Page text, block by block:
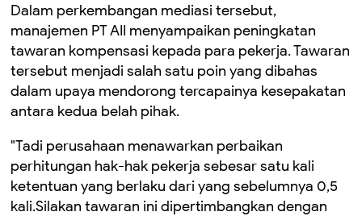
Dalam perkembangan mediasi tersebut,
manajemen PT AII menyampaikan peningkatan
tawaran kompensasi kepada para pekerja. Tawaran
tersebut menjadi salah satu poin yang dibahas
dalam upaya mendorong tercapainya kesepakatan
antara kedua belah pihak.
"Tadi perusahaan menawarkan perbaikan
perhitungan hak-hak pekerja sebesar satu kali
ketentuan yang berlaku dari yang sebelumnya 0,5
kali.Silakan tawaran ini dipertimbangkan dengan